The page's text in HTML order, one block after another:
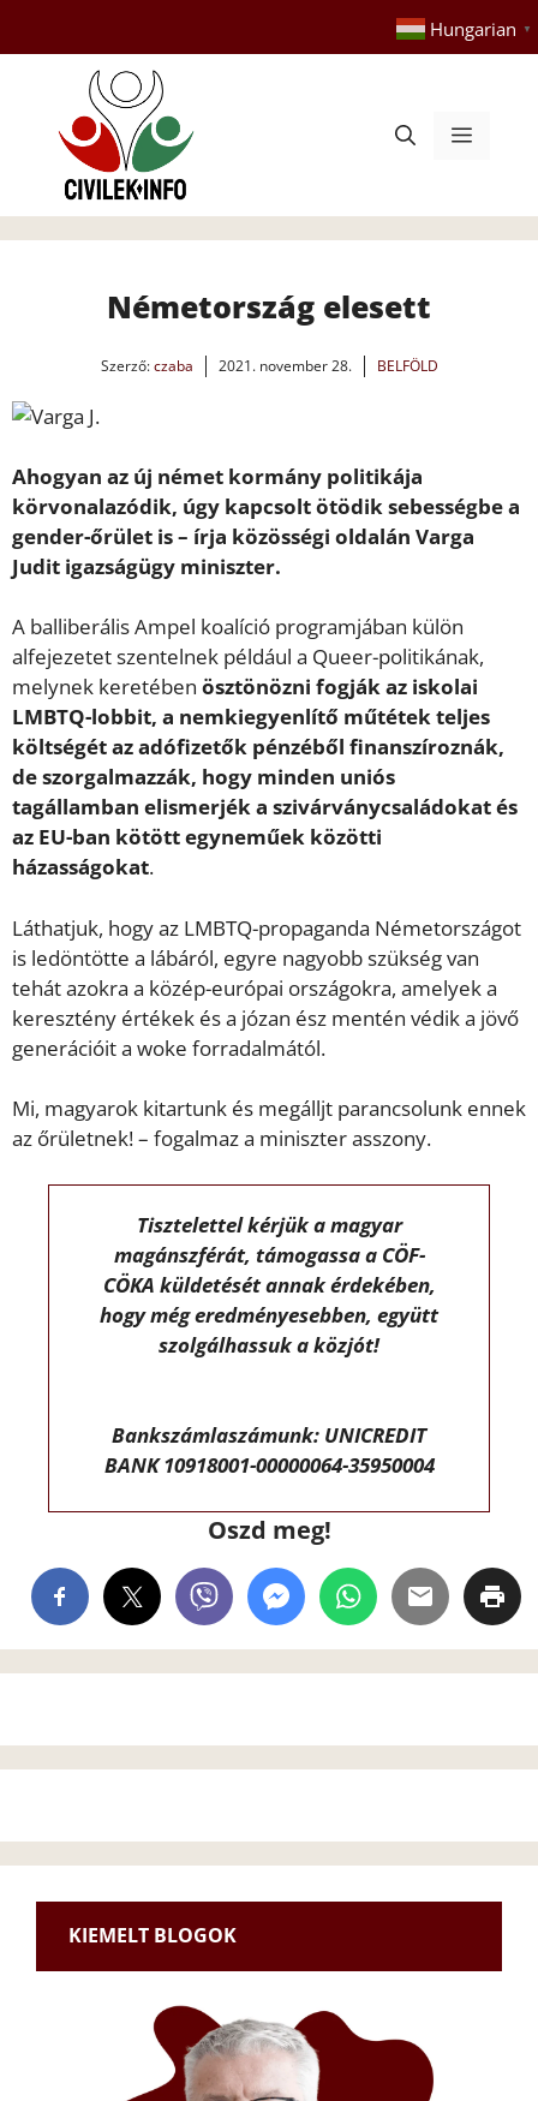
tartalomba
Hungarian ▼
Menü
Németország elesett
Szerző:czaba 2021. november 28. BELFÖLD
Ahogyan az új német kormány politikája
körvonalazódik, úgy kapcsolt ötödik sebességbe a
gender-őrület is – írja közösségi oldalán Varga
Judit igazságügy miniszter.
A balliberális Ampel koalíció programjában külön
alfejezetet szentelnek például a Queer-politikának,
melynek keretében ösztönözni fogják az iskolai
LMBTQ-lobbit, a nemkiegyenlítő műtétek teljes
költségét az adófizetők pénzéből finanszíroznák,
de szorgalmazzák, hogy minden uniós
tagállamban elismerjék a szivárványcsaládokat és
az EU-ban kötött egyneműek közötti
házasságokat.
Láthatjuk, hogy az LMBTQ-propaganda Németországot
is ledöntötte a lábáról, egyre nagyobb szükség van
tehát azokra a közép-európai országokra, amelyek a
keresztény értékek és a józan ész mentén védik a jövő
generációit a woke forradalmától.
Mi, magyarok kitartunk és megálljt parancsolunk ennek
az őrületnek! – fogalmaz a miniszter asszony.
Tisztelettel kérjük a magyar
magánszférát, támogassa a CÖF-
CÖKA küldetését annak érdekében,
hogy még eredményesebben, együtt
szolgálhassuk a közjót!
Bankszámlaszámunk: UNICREDIT
BANK 10918001-00000064-35950004
Oszd meg!
KIEMELT BLOGOK